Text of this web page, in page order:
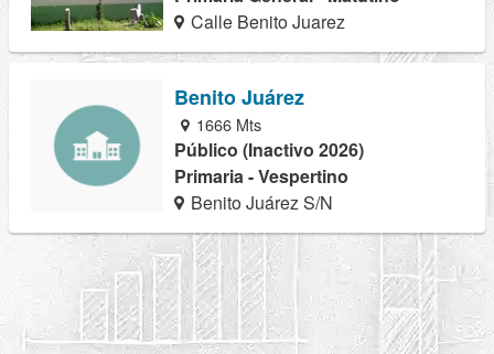
Calle Benito Juarez
Benito Juárez
1666 Mts
Público (Inactivo 2026)
Primaria - Vespertino
Benito Juárez S/N